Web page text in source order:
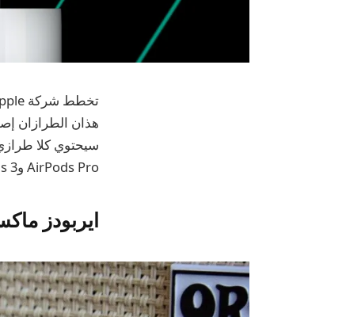
AirPods Pro وAirPods 3. ويقال إن إلغاء الضوضاء يقتصر على الطراز الأعلى، بالإضافة إلى دعم Find My.
ايربودز